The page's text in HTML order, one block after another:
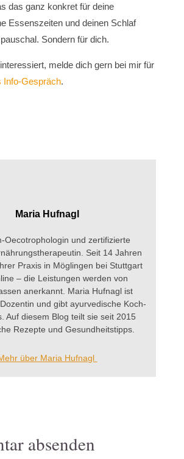
das ganz konkret für deine
Essenszeiten und deinen Schlaf
Sondern für dich.
melde dich gern bei mir für
Info-Gespräch.
Maria Hufnagl
Oecotrophologin und zertifizierte
Seit 14 Jahren
Praxis in Möglingen bei Stuttgart
– die Leistungen werden von
anerkannt. Maria Hufnagl ist
und gibt ayurvedische Koch-
Auf diesem Blog teilt sie seit 2015
Rezepte und Gesundheitstipps.
über Maria Hufnagl
absenden